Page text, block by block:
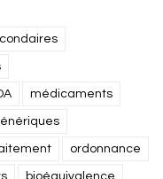
médicaments
ordonnance
bioéquivalence